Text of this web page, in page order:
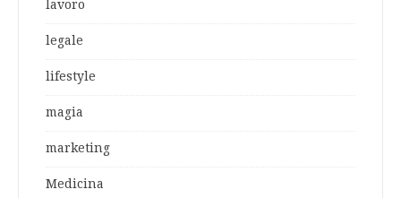
lavoro
legale
lifestyle
magia
marketing
Medicina